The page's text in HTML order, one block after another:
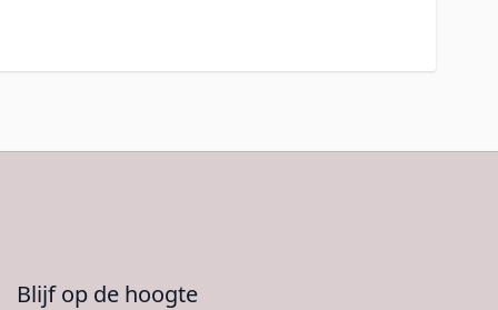
Blijf op de hoogte